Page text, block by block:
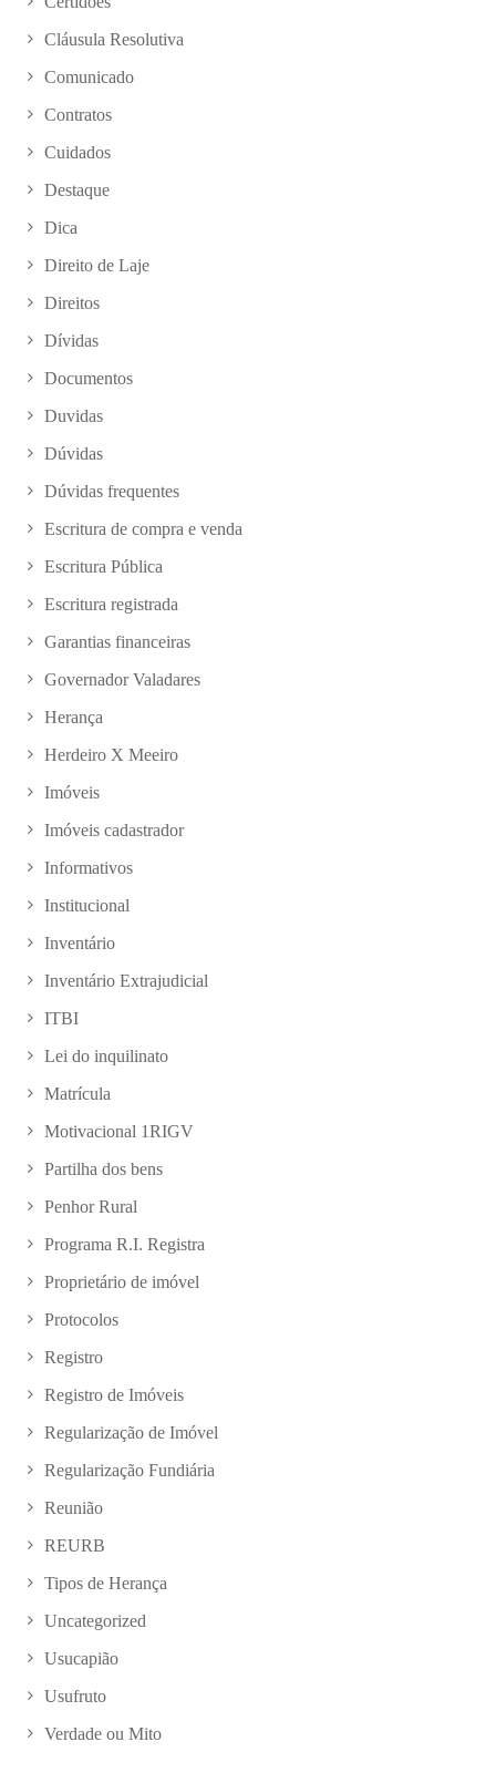
Cláusula Resolutiva
Comunicado
Contratos
Cuidados
Destaque
Dica
Direito de Laje
Direitos
Dívidas
Documentos
Duvidas
Dúvidas
Dúvidas frequentes
Escritura de compra e venda
Escritura Pública
Escritura registrada
Garantias financeiras
Governador Valadares
Herança
Herdeiro X Meeiro
Imóveis
Imóveis cadastrador
Informativos
Institucional
Inventário
Inventário Extrajudicial
ITBI
Lei do inquilinato
Matrícula
Motivacional 1RIGV
Partilha dos bens
Penhor Rural
Programa R.I. Registra
Proprietário de imóvel
Protocolos
Registro
Registro de Imóveis
Regularização de Imóvel
Regularização Fundiária
Reunião
REURB
Tipos de Herança
Uncategorized
Usucapião
Usufruto
Verdade ou Mito